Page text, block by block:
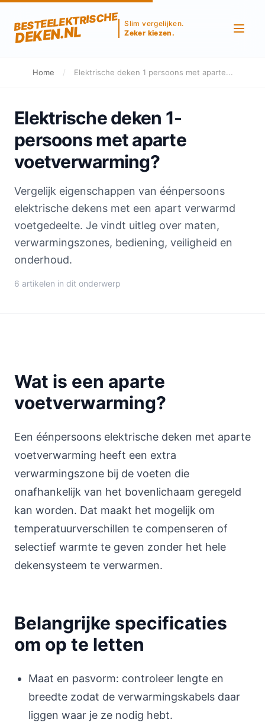
BESTEELEKTRISCHE
DEKEN.NL
Slim vergelijken.
Zeker kiezen.
Home / Elektrische deken 1 persoons met aparte...
Elektrische deken 1-
persoons met aparte
voetverwarming?
Vergelijk eigenschappen van éénpersoons
elektrische dekens met een apart verwarmd
voetgedeelte. Je vindt uitleg over maten,
verwarmingszones, bediening, veiligheid en
onderhoud.
6 artikelen in dit onderwerp
Wat is een aparte
voetverwarming?
Een éénpersoons elektrische deken met aparte
voetverwarming heeft een extra
verwarmingszone bij de voeten die
onafhankelijk van het bovenlichaam geregeld
kan worden. Dat maakt het mogelijk om
temperatuurverschillen te compenseren of
selectief warmte te geven zonder het hele
dekensysteem te verwarmen.
Belangrijke specificaties
om op te letten
Maat en pasvorm: controleer lengte en
breedte zodat de verwarmingskabels daar
liggen waar je ze nodig hebt.